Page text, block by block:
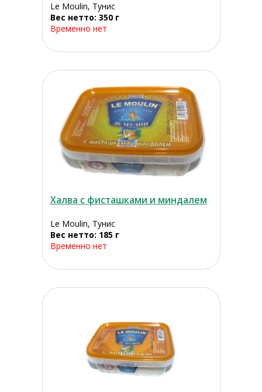
Le Moulin, Тунис
Вес нетто: 350 г
Временно нет
Халва с фисташками и миндалем
Le Moulin, Тунис
Вес нетто: 185 г
Временно нет